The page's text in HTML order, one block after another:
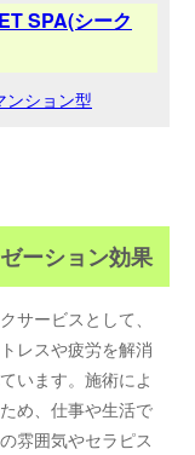
SPA(シーク
ンション型
ーション効果
サービスとして、
レスや疲労を解消
います。施術によ
め、仕事や生活で
雰囲気やセラピス